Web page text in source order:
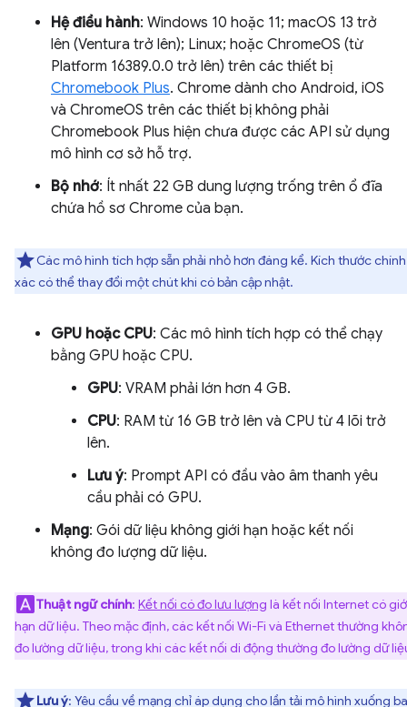
Hệ điều hành: Windows 10 hoặc 11; macOS 13 trở
lên (Ventura trở lên); Linux; hoặc ChromeOS (từ
Platform 16389.0.0 trở lên) trên các thiết bị
Chromebook Plus. Chrome dành cho Android, iOS
và ChromeOS trên các thiết bị không phải
Chromebook Plus hiện chưa được các API sử dụng
mô hình cơ sở hỗ trợ.
Bộ nhớ: Ít nhất 22 GB dung lượng trống trên ổ đĩa
chứa hồ sơ Chrome của bạn.
Các mô hình tích hợp sẵn phải nhỏ hơn đáng kể. Kích thước chính
xác có thể thay đổi một chút khi có bản cập nhật.
GPU hoặc CPU: Các mô hình tích hợp có thể chạy
bằng GPU hoặc CPU.
GPU: VRAM phải lớn hơn 4 GB.
CPU: RAM từ 16 GB trở lên và CPU từ 4 lõi trở
lên.
Lưu ý: Prompt API có đầu vào âm thanh yêu
cầu phải có GPU.
Mạng: Gói dữ liệu không giới hạn hoặc kết nối
không đo lượng dữ liệu.
Thuật ngữ chính: Kết nối có đo lưu lượng là kết nối Internet có
hạn dữ liệu. Theo mặc định, các kết nối Wi-Fi và Ethernet thường
đo lường dữ liệu, trong khi các kết nối di động thường đo lường dữ
Lưu ý: Yêu cầu về mạng chỉ áp dụng cho lần tải mô hình xuống